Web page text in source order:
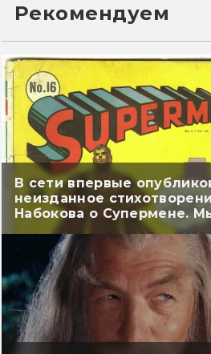
Рекомендуем
В сети впервые
неизданное
Набокова о Супермене.
перевели